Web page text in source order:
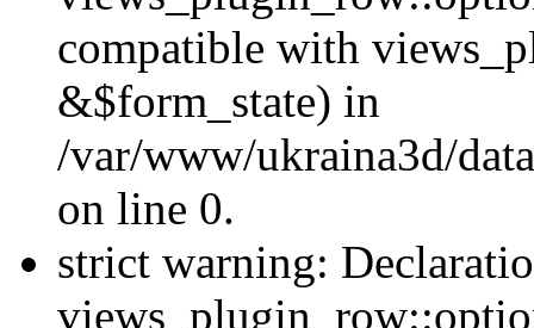
compatible with
&$form_state) in
/var/www/ukraina3d/
on line 0.
strict warning: